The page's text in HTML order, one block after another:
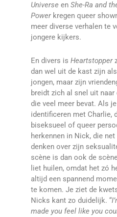
Universe en She-Ra and
Powerkregen queer
meer diverse verhalen te
jongere kijkers.
En divers is Heartstopper
dan wel uit de kast zijn
jongen, maar zijn
breidt zich al snel uit naar
die veel meer bevat. Als
identificeren met Charlie,
biseksueel of queer
herkennen in Nick, die
denken over zijn
scène is dan ook de
liet huilen, omdat het zó
altijd een spannend
te komen. Je ziet de
Nicks kant zo duidelijk. “
made you feel like you